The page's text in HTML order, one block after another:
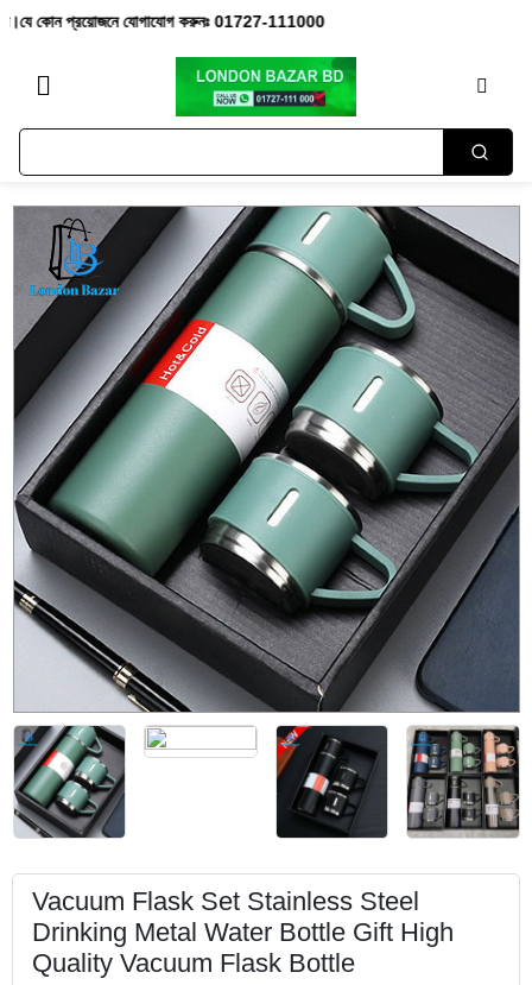
প্রয়োজনে যোগাযোগ করুনঃ 01727-111000
Vacuum Flask Set Stainless Steel
Drinking Metal Water Bottle Gift High
Quality Vacuum Flask Bottle